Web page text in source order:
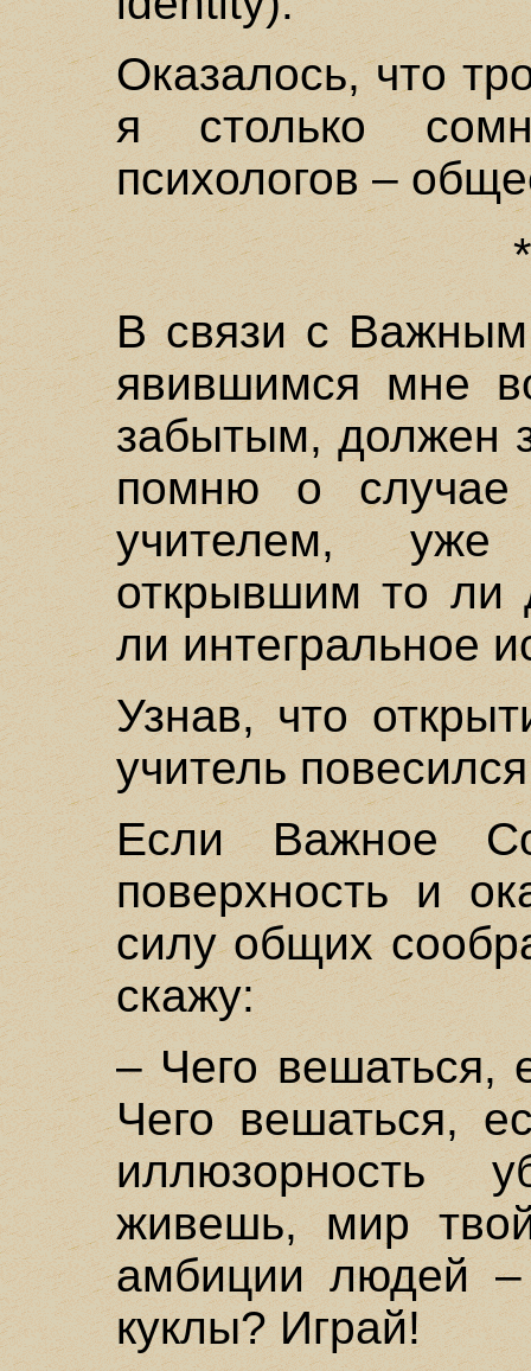
Оказалось, что
я столько
психологов –
В связи с
явившимся мне
забытым, должен
помню о случае
учителем,
открывшим то ли
ли интегральное
Узнав, что
учитель
Если Важное
поверхность и
силу общих
скажу:
– Чего вешаться,
Чего вешаться,
иллюзорность
живешь, мир
амбиции людей
куклы? Играй!